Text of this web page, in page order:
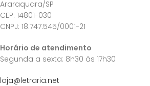
Araraquara/SP
CEP: 14801-030
CNPJ: 18.747.545/0001-21
Horário de atendimento
Segunda a sexta: 8h30 às 17h30
loja@letraria.net